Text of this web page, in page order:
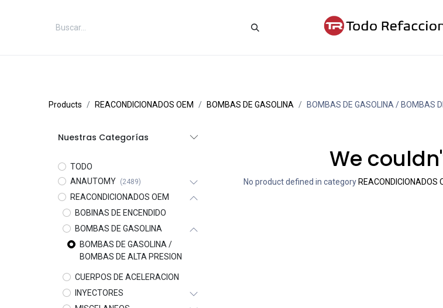
Products REACONDICIONADOS OEM BOMBAS DE GASOLINA BOMBAS DE GASOLINA / BOMBAS
Nuestras Categorías
TODO
ANAUTOMY
(2489)
REACONDICIONADOS OEM
BOBINAS DE ENCENDIDO
BOMBAS DE GASOLINA
BOMBAS DE GASOLINA /
BOMBAS DE ALTA PRESION
CUERPOS DE ACELERACION
INYECTORES
We
No product defined in category